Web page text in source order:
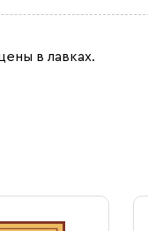
в лавках.